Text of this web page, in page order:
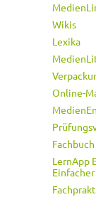
Wikis
Lexika
Online-
LernApp
Einfacher